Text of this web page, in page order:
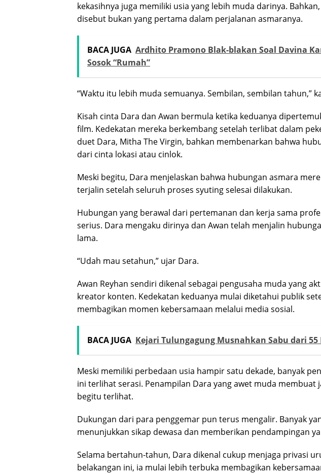
kekasihnya juga memiliki usia yang lebih muda darinya.
disebut bukan yang pertama dalam perjalanan asmaranya.
BACA JUGA Ardhito Pramono Blak-blakan Soal Davina
Sosok “Rumah”
“Waktu itu lebih muda semuanya. Sembilan, sembilan tahun,”
Kisah cinta Dara dan Awan bermula ketika keduanya
film. Kedekatan mereka berkembang setelah terlibat dalam
duet Dara, Mitha The Virgin, bahkan membenarkan bahwa
dari cinta lokasi atau cinlok.
Meski begitu, Dara menjelaskan bahwa hubungan asmara
terjalin setelah seluruh proses syuting selesai dilakukan.
Hubungan yang berawal dari pertemanan dan kerja sama
serius. Dara mengaku dirinya dan Awan telah menjalin
lama.
“Udah mau setahun,” ujar Dara.
Awan Reyhan sendiri dikenal sebagai pengusaha muda yang
kreator konten. Kedekatan keduanya mulai diketahui publik
membagikan momen kebersamaan melalui media sosial.
BACA JUGA Kejari Tulungagung Musnahkan Sabu dari
Meski memiliki perbedaan usia hampir satu dekade, banyak
ini terlihat serasi. Penampilan Dara yang awet muda membuat
begitu terlihat.
Dukungan dari para penggemar pun terus mengalir. Banyak
menunjukkan sikap dewasa dan memberikan pendampingan
Selama bertahun-tahun, Dara dikenal cukup menjaga privasi
belakangan ini, ia mulai lebih terbuka membagikan